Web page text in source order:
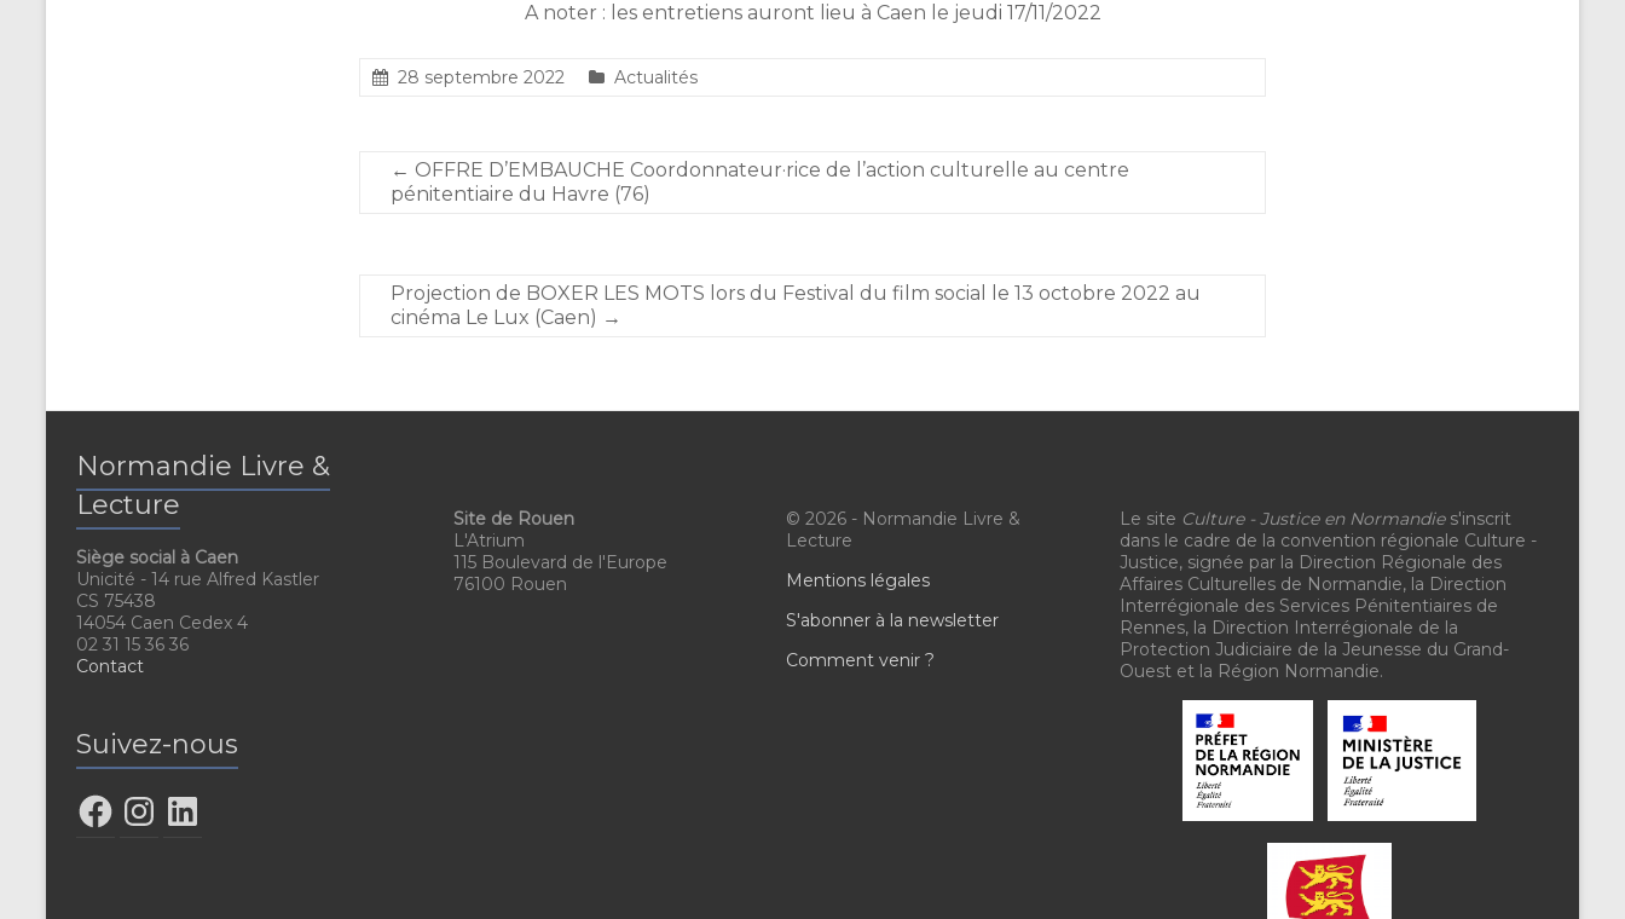
A noter : les entretiens auront lieu à Caen le jeudi 17/11/2022
28 septembre 2022 Actualités
← OFFRE D’EMBAUCHE Coordonnateur·rice de l’action culturelle au centre
pénitentiaire du Havre (76)
Projection de BOXER LES MOTS lors du Festival du film social le 13 octobre 2022 au
cinéma Le Lux (Caen) →
Normandie Livre &
Lecture
Siège social à Caen
Unicité - 14 rue Alfred Kastler
CS 75438
14054 Caen Cedex 4
02 31 15 36 36
Contact
Suivez-nous
Site de Rouen
L'Atrium
115 Boulevard de l'Europe
76100 Rouen
© 2026 - Normandie Livre &
Lecture
Mentions légales
S'abonner à la newsletter
Comment venir ?
Le site Culture - Justice en Normandies'inscrit
dans le cadre de la convention régionale Culture -
Justice, signée par la Direction Régionale des
Affaires Culturelles de Normandie, la Direction
Interrégionale des Services Pénitentiaires de
Rennes, la Direction Interrégionale de la
Protection Judiciaire de la Jeunesse du Grand-
Ouest et la Région Normandie.